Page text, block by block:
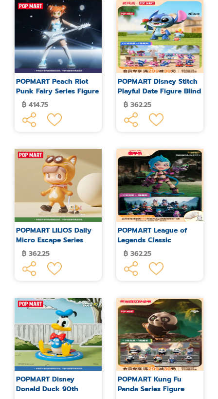
POPMART Peach Riot
Punk Fairy Series Figure
Blind Box
฿ 414.75
POPMART Disney Stitch
Playful Date Figure Blind
Box
฿ 362.25
POPMART LiLiOS Daily
Micro Escape Series
Figure Blind Box
฿ 362.25
POPMART League of
Legends Classic
Character Series Figures
Blind Box
฿ 362.25
POPMART Disney
Donald Duck 90th
POPMART Kung Fu
Panda Series Figure